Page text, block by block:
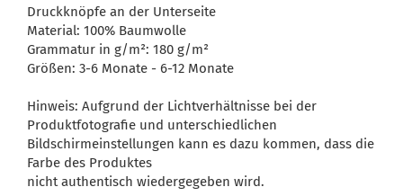
Druckknöpfe an der Unterseite
Material: 100% Baumwolle
Grammatur in g/m²: 180 g/m²
Größen: 3-6 Monate - 6-12 Monate
Hinweis: Aufgrund der Lichtverhältnisse bei der
Produktfotografie und unterschiedlichen
Bildschirmeinstellungen kann es dazu kommen, dass die
Farbe des Produktes
nicht authentisch wiedergegeben wird.